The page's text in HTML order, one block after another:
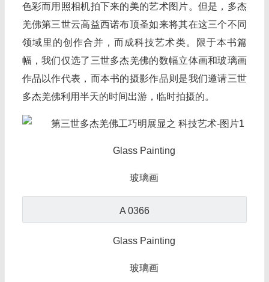
色彩而用照相机拍下来的美的艺术图片。但是，多杰
羌佛第三世云高益西诺布顶圣如来将其在这三个不同
领域里的创作合并，而成科技艺术类。限于本书篇
幅，我们仅选了三世多杰羌佛的数幅立体画和玻璃画
作品以作代表，而本书的摄影作品则是我们邀请三世
多杰羌佛利用半天的时间出游，临时拍摄的。
Glass Painting
玻璃画
A 0366
Glass Painting
玻璃画